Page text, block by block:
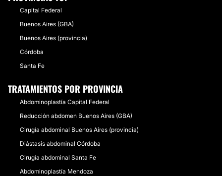
Capital Federal
Buenos Aires (GBA)
Buenos Aires (provincia)
Córdoba
Santa Fe
TRATAMIENTOS POR PROVINCIA
Abdominoplastía Capital Federal
Reducción abdomen Buenos Aires (GBA)
Cirugía abdominal Buenos Aires (provincia)
Diástasis abdominal Córdoba
Cirugía abdominal Santa Fe
Abdominoplastía Mendoza